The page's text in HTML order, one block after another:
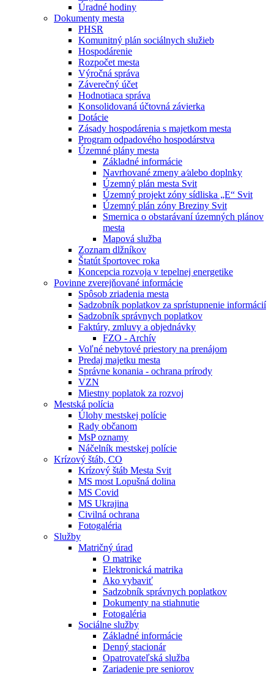
Úradné hodiny
Dokumenty mesta
PHSR
Komunitný plán sociálnych služieb
Hospodárenie
Rozpočet mesta
Výročná správa
Záverečný účet
Hodnotiaca správa
Konsolidovaná účtovná závierka
Dotácie
Zásady hospodárenia s majetkom mesta
Program odpadového hospodárstva
Územné plány mesta
Základné informácie
Navrhované zmeny a⁄alebo doplnky
Územný plán mesta Svit
Územný projekt zóny sídliska „E“ Svit
Územný plán zóny Breziny Svit
Smernica o obstarávaní územných plánov
mesta
Mapová služba
Zoznam dlžníkov
Štatút športovec roka
Koncepcia rozvoja v tepelnej energetike
Povinne zverejňované informácie
Spôsob zriadenia mesta
Sadzobník poplatkov za sprístupnenie informácií
Sadzobník správnych poplatkov
Faktúry, zmluvy a objednávky
FZO - Archív
Voľné nebytové priestory na prenájom
Predaj majetku mesta
Správne konania - ochrana prírody
VZN
Miestny poplatok za rozvoj
Mestská polícia
Úlohy mestskej polície
Rady občanom
MsP oznamy
Náčelník mestskej polície
Krízový štáb, CO
Krízový štáb Mesta Svit
MS most Lopušná dolina
MS Covid
MS Ukrajina
Civilná ochrana
Fotogaléria
Služby
Matričný úrad
O matrike
Elektronická matrika
Ako vybaviť
Sadzobník správnych poplatkov
Dokumenty na stiahnutie
Fotogaléria
Sociálne služby
Základné informácie
Denný stacionár
Opatrovateľská služba
Zariadenie pre seniorov